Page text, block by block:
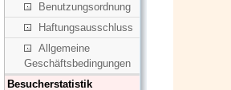
Benutzungsordnung
Haftungsausschluss
Allgemeine
Geschäftsbedingungen
Besucherstatistik